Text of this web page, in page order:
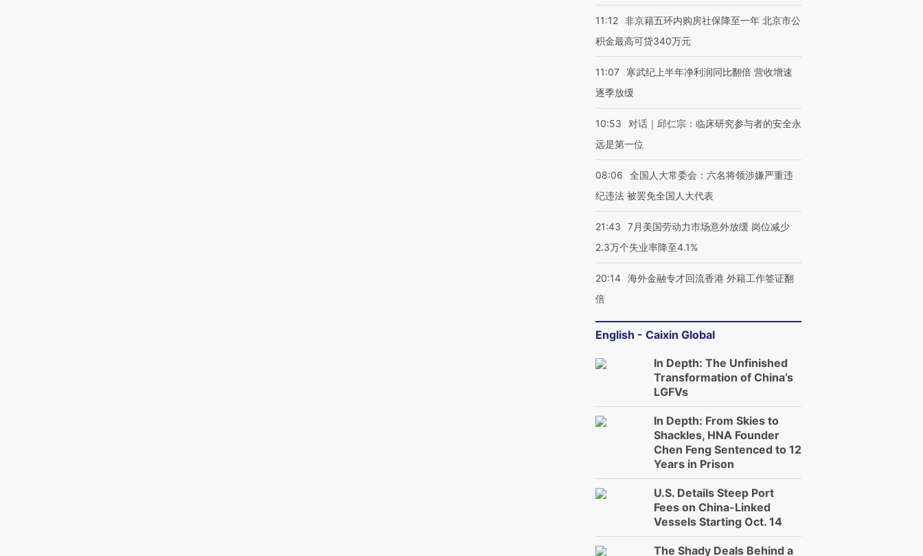
11:12 非京籍五环内购房社保降至一年 北京市公
积金最高可贷340万元
11:07
寒武纪上半年净利润同比翻倍 营收增速
逐季放缓
10:53
对话｜邱仁宗：临床研究参与者的安全永
远是第一位
08:06
全国人大常委会：六名将领涉嫌严重违
纪违法 被罢免全国人大代表
21:43
7月美国劳动力市场意外放缓 岗位减少
2.3万个失业率降至4.1%
20:14 海外金融专才回流香港 外籍工作签证翻
倍
English - Caixin Global
In Depth: The Unfinished
Transformation of China’s
LGFVs
In Depth: From Skies to
Shackles, HNA Founder
Chen Feng Sentenced to 12
Years in Prison
U.S. Details Steep Port
Fees on China-Linked
Vessels Starting Oct. 14
The Shady Deals Behind a